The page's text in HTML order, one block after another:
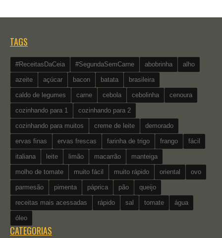
TAGS
#ReceitasDaCeia #SegundaSemCarne abobrinha alho
azeite açúcar bacon batata brasileira
caldo de legumes carne cebola cebolinha cenoura
cozinhando para 1 cozinhando para 2
cozinhando para muitos creme de leite demorado
ervas finas ervas frescas farinha de trigo frango fácil
italiana leite limão macarrão manteiga
molho de tomate muito fácil muito rápido oriental ovo
parmesão pimenta páprica pão queijo
receitas mais acessadas rápido sal tomate água
óleo
CATEGORIAS